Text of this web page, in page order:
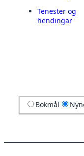
Tenester og
hendingar
Bokmål